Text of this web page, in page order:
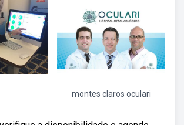
montes claros oculari